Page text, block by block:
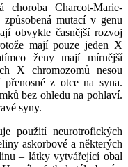
choroba Charcot-Marie-
mutací v genu
obvykle časnější rozvoj
mají pouze jeden X
ženy mají mírnější
X chromozomů nesou
z otce na syna.
bez ohledu na pohlaví.
syny.
použití neurotrofických
askorbové a některých
– látky vytvářející obal